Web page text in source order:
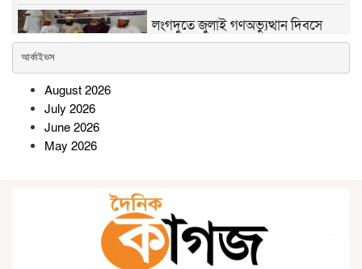
লংগদুতে জুলাই গণঅভ্যুত্থান দিবসে
ইসলামী আন্দোলনের আলোচনা সভা ও
শিশু নূরিয়ার মরদেহ উদ্ধার
আর্কাইভস
August 2026
July 2026
June 2026
May 2026